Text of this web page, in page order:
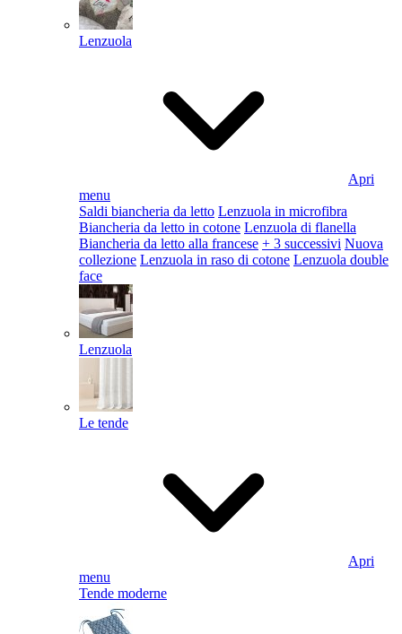
Lenzuola
Apri
menu
Saldi biancheria da letto Lenzuola in microfibra
Biancheria da letto in cotone Lenzuola di flanella
Biancheria da letto alla francese + 3 successivi Nuova
collezione Lenzuola in raso di cotone Lenzuola double
face
Lenzuola
Le tende
Apri
menu
Tende moderne